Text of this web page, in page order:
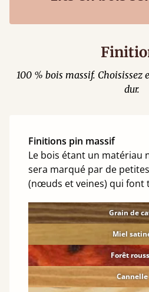
100 % bois massif. Choisissez
dur.
Finitions pin massif
Le bois étant un matériau
sera marqué par de
(nœuds et veines) qui font
Grain de
Miel
Forêt
Cannelle